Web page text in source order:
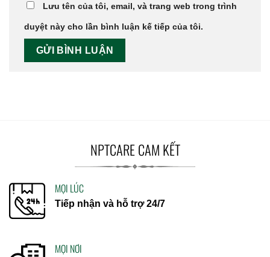
Lưu tên của tôi, email, và trang web trong trình
duyệt này cho lần bình luận kế tiếp của tôi.
NPTCARE CAM KẾT
MỌI LÚC
Tiếp nhận và hỗ trợ 24/7
MỌI NƠI